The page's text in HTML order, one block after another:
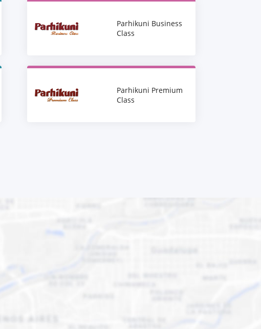
Parhikuni Business
Class
Parhikuni Premium
Class